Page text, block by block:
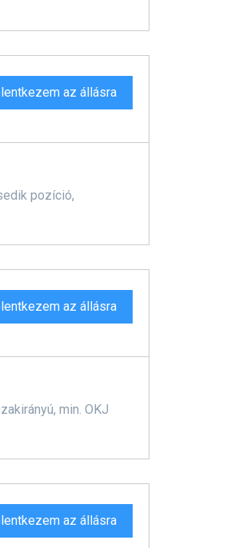
az állásra
pozíció,
az állásra
min. OKJ
az állásra